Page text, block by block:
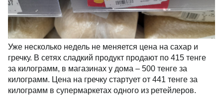
Уже несколько недель не меняется цена на сахар и
гречку. В сетях сладкий продукт продают по 415 тенге
за килограмм, в магазинах у дома – 500 тенге за
килограмм. Цена на гречку стартует от 441 тенге за
килограмм в супермаркетах одного из ретейлеров.